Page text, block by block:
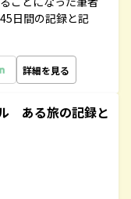
日間の記録と記
詳細を見る
ある旅の記録と